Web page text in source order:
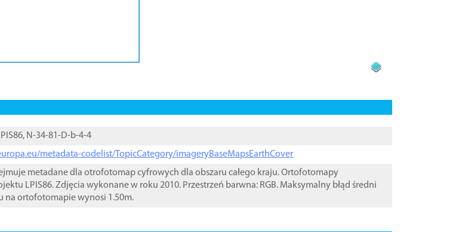
N-34-81-D-b-4-4
metadata-codelist/TopicCategory/imageryBaseMapsEarthCover
metadane dla otrofotomap cyfrowych dla obszaru całego kraju. Ortofotomapy
LPIS86. Zdjęcia wykonane w roku 2010. Przestrzeń barwna: RGB. Maksymalny błąd średni
na ortofotomapie wynosi 1.50m.